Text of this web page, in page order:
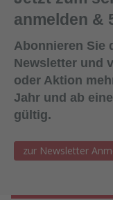
Dichtmittel
Verpackung an
Temperaturen
°C.
Beutel/
Bestellung von
anmelden &
Abonnieren Sie
Newsletter und
oder Aktion
Jahr und ab
gültig.
zur Newsletter